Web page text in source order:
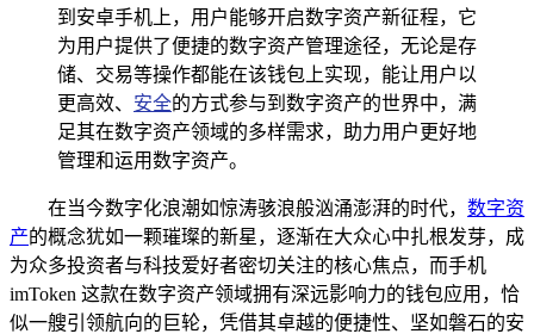
到安卓手机上，用户能够开启数字资产新征程，它
为用户提供了便捷的数字资产管理途径，无论是存
储、交易等操作都能在该钱包上实现，能让用户以
更高效、 安全的方式参与到数字资产的世界中，满
足其在数字资产领域的多样需求，助力用户更好地
管理和运用数字资产。
在当今数字化浪潮如惊涛骇浪般汹涌澎湃的时代， 数字资
产的概念犹如一颗璀璨的新星，逐渐在大众心中扎根发芽，成
为众多投资者与科技爱好者密切关注的核心焦点，而手机
imToken 这款在数字资产领域拥有深远影响力的钱包应用，恰
似一艘引领航向的巨轮，凭借其卓越的便捷性、坚如磐石的安